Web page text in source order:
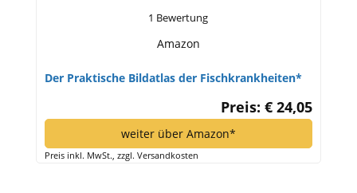
1 Bewertung
Amazon
Der Praktische Bildatlas der Fischkrankheiten*
Preis: € 24,05
weiter über Amazon*
Preis inkl. MwSt., zzgl. Versandkosten